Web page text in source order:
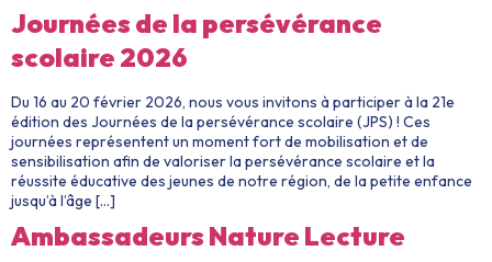
Journées de la persévérance
scolaire 2026
Du 16 au 20 février 2026, nous vous invitons à participer à la 21e
édition des Journées de la persévérance scolaire (JPS) ! Ces
journées représentent un moment fort de mobilisation et de
sensibilisation afin de valoriser la persévérance scolaire et la
réussite éducative des jeunes de notre région, de la petite enfance
jusqu’à l’âge […]
Ambassadeurs Nature Lecture